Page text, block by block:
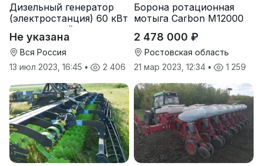
Дизельный генератор
(электростанция) 60 кВт
-автономный источник
электроэнергии
Не указана
Вся Россия
13 июл 2023, 16:45 • 2 406
Борона ротационная
мотыга Carbon М12000
2 478 000 ₽
Ростовская область
21 мар 2023, 12:34 • 1 259